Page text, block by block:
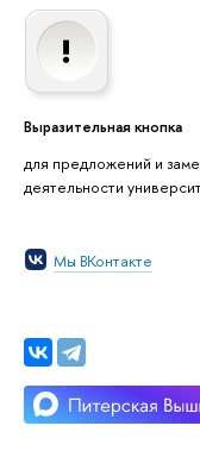
Выразительная кнопка
для предложений и
деятельности
Мы ВКонтакте